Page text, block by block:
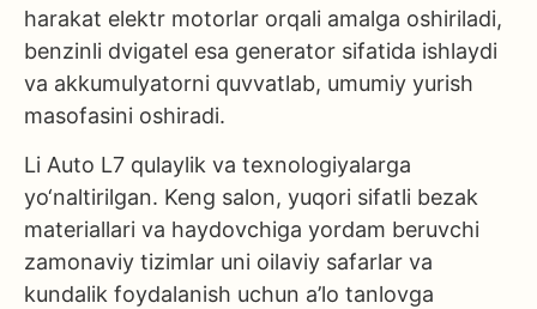
harakat elektr motorlar orqali amalga oshiriladi,
benzinli dvigatel esa generator sifatida ishlaydi
va akkumulyatorni quvvatlab, umumiy yurish
masofasini oshiradi.
Li Auto L7 qulaylik va texnologiyalarga
yo‘naltirilgan. Keng salon, yuqori sifatli bezak
materiallari va haydovchiga yordam beruvchi
zamonaviy tizimlar uni oilaviy safarlar va
kundalik foydalanish uchun a’lo tanlovga